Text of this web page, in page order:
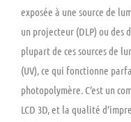
exposée à une source de
un projecteur (DLP) ou des
plupart de ces sources de
(UV), ce qui fonctionne
photopolymère. C’est un
LCD 3D, et la qualité